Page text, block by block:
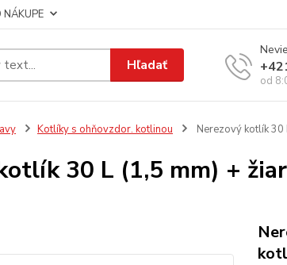
NÁKUPE
Hľadať
od
Kotlíky s ohňovzdor. kotlinou Nerezový kotlík 30
30 L (1,5 mm) +